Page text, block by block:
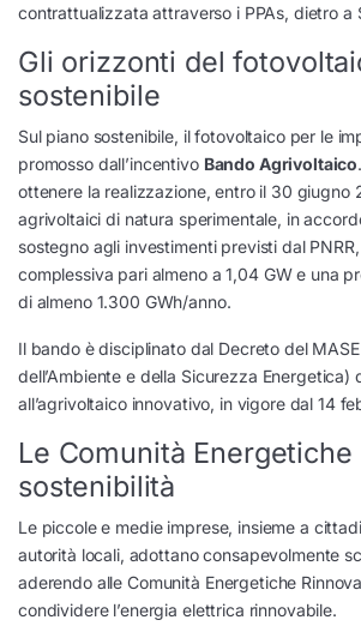
contrattualizzata attraverso i PPAs, dietro a
Gli orizzonti del
sostenibile
Sul piano sostenibile, il fotovoltaico per le
promosso dall’incentivo Bando Agrivoltaico
ottenere la realizzazione, entro il 30 giugno
agrivoltaici di natura sperimentale, in
sostegno agli investimenti previsti dal
complessiva pari almeno a 1,04 GW e una
di almeno 1.300 GWh/anno.
Il bando è disciplinato dal Decreto del
dell’Ambiente e della Sicurezza Energetica)
all’agrivoltaico innovativo, in vigore dal 14
Le Comunità Energetiche
sostenibilità
Le piccole e medie imprese, insieme a
autorità locali, adottano consapevolmente
aderendo alle Comunità Energetiche
condividere l’energia elettrica rinnovabile.